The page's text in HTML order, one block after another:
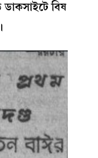
ডাকসাইটে বিষ